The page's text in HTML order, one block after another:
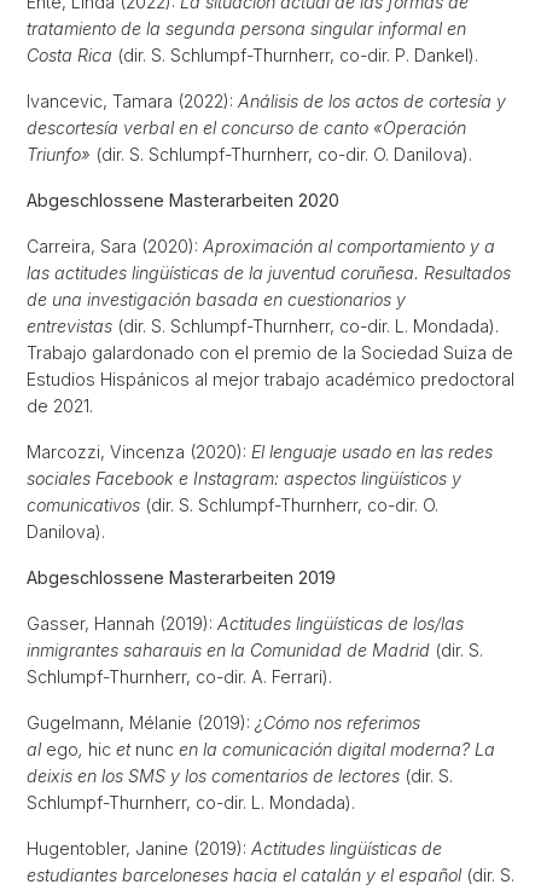
tratamiento de la segunda persona singular informal en
Costa Rica (dir. S. Schlumpf-Thurnherr, co-dir. P. Dankel).
Ivancevic, Tamara (2022): Análisis de los actos de cortesía y
descortesía verbal en el concurso de canto «Operación
Triunfo» (dir. S. Schlumpf-Thurnherr, co-dir. O. Danilova).
Abgeschlossene Masterarbeiten 2020
Carreira, Sara (2020): Aproximación al comportamiento y a
las actitudes lingüísticas de la juventud coruñesa. Resultados
de una investigación basada en cuestionarios y
entrevistas (dir. S. Schlumpf-Thurnherr, co-dir. L. Mondada).
Trabajo galardonado con el premio de la Sociedad Suiza de
Estudios Hispánicos al mejor trabajo académico predoctoral
de 2021.
Marcozzi, Vincenza (2020): El lenguaje usado en las redes
sociales Facebook e Instagram: aspectos lingüísticos y
comunicativos (dir. S. Schlumpf-Thurnherr, co-dir. O.
Danilova).
Abgeschlossene Masterarbeiten 2019
Gasser, Hannah (2019): Actitudes lingüísticas de los/las
inmigrantes saharauis en la Comunidad de Madrid (dir. S.
Schlumpf-Thurnherr, co-dir. A. Ferrari).
Gugelmann, Mélanie (2019): ¿Cómo nos referimos
al ego, hic et nunc en la comunicación digital moderna? La
deixis en los SMS y los comentarios de lectores (dir. S.
Schlumpf-Thurnherr, co-dir. L. Mondada).
Hugentobler, Janine (2019): Actitudes lingüísticas de
estudiantes barceloneses hacia el catalán y el español(dir. S.